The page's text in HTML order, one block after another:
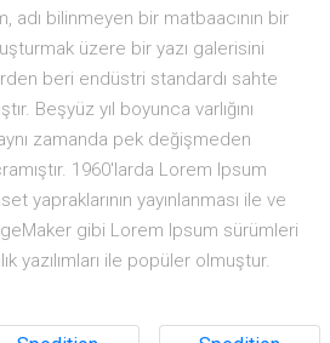
adı bilinmeyen bir matbaacının bir
üzere bir yazı galerisini
beri endüstri standardı sahte
Beşyüz yıl boyunca varlığını
zamanda pek değişmeden
1960'larda Lorem Ipsum
yapraklarının yayınlanması ile ve
gibi Lorem Ipsum sürümleri
yazılımları ile popüler olmuştur.